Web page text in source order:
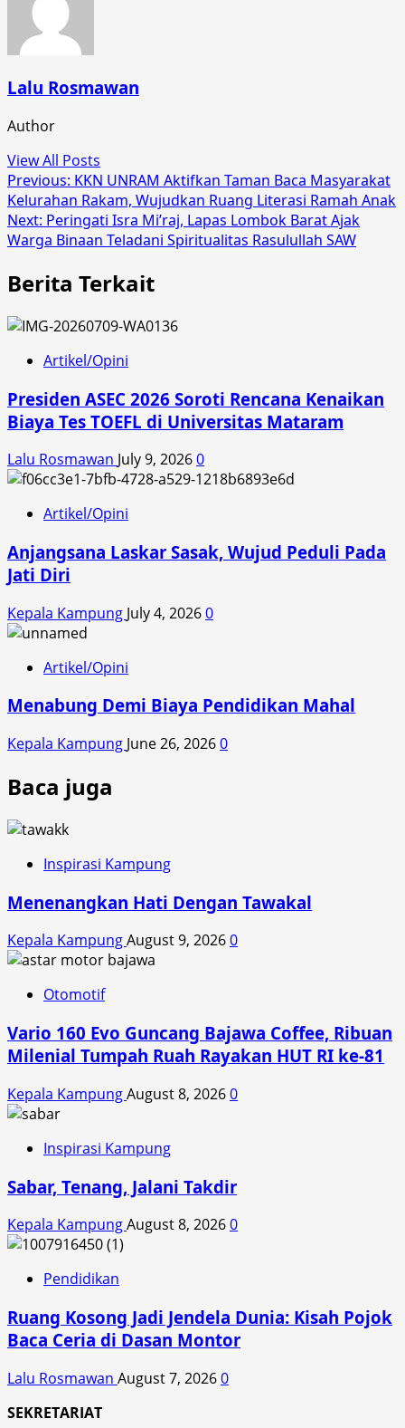
Lalu Rosmawan
Author
View All Posts
Post
navigation
Previous: KKN UNRAM Aktifkan Taman Baca Masyarakat
Kelurahan Rakam, Wujudkan Ruang Literasi Ramah Anak
Next: Peringati Isra Mi’raj, Lapas Lombok Barat Ajak
Warga Binaan Teladani Spiritualitas Rasulullah SAW
Berita Terkait
Artikel/Opini
Presiden ASEC 2026 Soroti Rencana Kenaikan
Biaya Tes TOEFL di Universitas Mataram
Lalu Rosmawan July 9, 20260
Artikel/Opini
Anjangsana Laskar Sasak, Wujud Peduli Pada
Jati Diri
Kepala Kampung July 4, 20260
Artikel/Opini
Menabung Demi Biaya Pendidikan Mahal
Kepala Kampung June 26, 20260
Baca juga
Inspirasi Kampung
Menenangkan Hati Dengan Tawakal
Kepala KampungAugust 9, 20260
Otomotif
Vario 160 Evo Guncang Bajawa Coffee, Ribuan
Milenial Tumpah Ruah Rayakan HUT RI ke-81
Kepala KampungAugust 8, 20260
Inspirasi Kampung
Sabar, Tenang, Jalani Takdir
Kepala KampungAugust 8, 20260
Pendidikan
Ruang Kosong Jadi Jendela Dunia: Kisah Pojok
Baca Ceria di Dasan Montor
Lalu Rosmawan August 7, 20260
SEKRETARIAT